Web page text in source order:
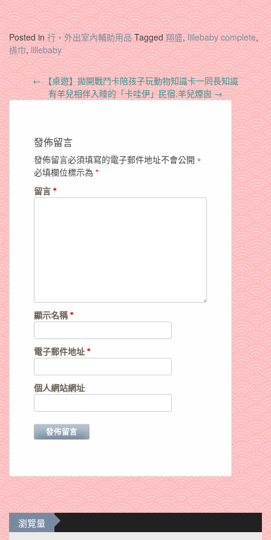
Posted in行‧外出室內輔助用品Tagged翔盛,lillebaby complete,
揹巾,lillebaby
Post
navigation
←【桌遊】拋開戰鬥卡陪孩子玩動物知識卡一同長知識
有羊兒相伴入睡的「卡哇伊」民宿.羊兒煙囪→
發佈留言
發佈留言必須填寫的電子郵件地址不會公開。
必填欄位標示為 *
留言 *
顯示名稱*
電子郵件地址 *
個人網站網址
瀏覽量